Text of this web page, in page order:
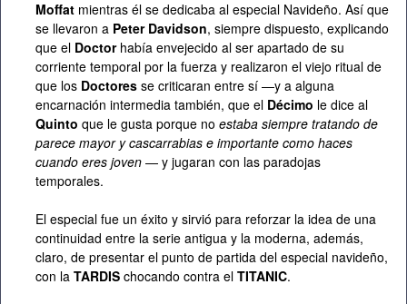
Moffat mientras él se dedicaba al especial Navideño. Así que
se llevaron a Peter Davidson, siempre dispuesto, explicando
que el Doctorhabía envejecido al ser apartado de su
corriente temporal por la fuerza y realizaron el viejo ritual de
que los Doctores se criticaran entre sí —y a alguna
encarnación intermedia también, que el Décimo le dice al
Quinto que le gusta porque no estaba siempre tratando de
parece mayor y cascarrabias e importante como haces
cuando eres joven — y jugaran con las paradojas
temporales.
El especial fue un éxito y sirvió para reforzar la idea de una
continuidad entre la serie antigua y la moderna, además,
claro, de presentar el punto de partida del especial navideño,
con la TARDIS chocando contra el TITANIC.